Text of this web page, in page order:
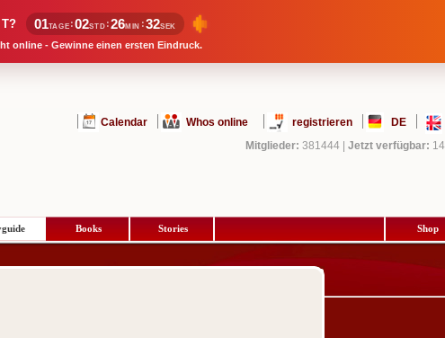
01TAGE :02STD :26MIN :31SEK
online - Gewinne einen ersten Eindruck.
Calendar Whos online registrieren DE
Mitglieder: 381444 Jetzt verfügbar:
Books Stories Shop